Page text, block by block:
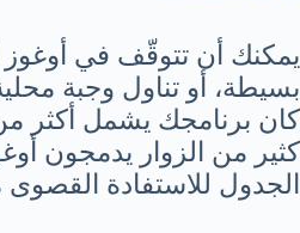
يمكنك أن تتوقّف في أوغوز
بسيطة، أو تناول وجبة
كان برنامجك يشمل أكثر
كثير من الزوار يدمجون
الجدول للاستفادة القصوى